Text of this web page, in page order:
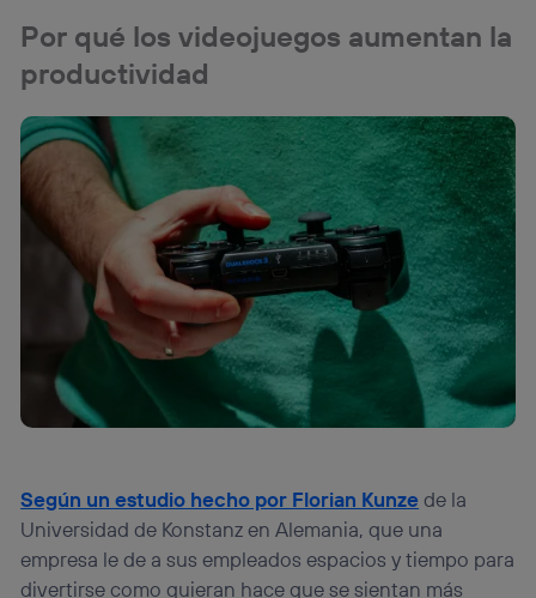
Por qué los videojuegos aumentan la
productividad
Según un estudio hecho por Florian Kunzede la
Universidad de Konstanz en Alemania, que una
empresa le de a sus empleados espacios y tiempo para
divertirse como quieran hace que se sientan más